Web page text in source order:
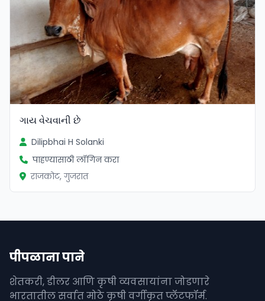
ગાય વેચવાની છે
Dilipbhai H Solanki
पाहण्यासाठी लॉगिन करा
राजकोट, गुजरात
पीपळाना पाने
शेतकरी, डीलर आणि कृषी व्यवसायांना जोडणारे
भारतातील सर्वात मोठे कृषी वर्गीकृत प्लॅटफॉर्म.